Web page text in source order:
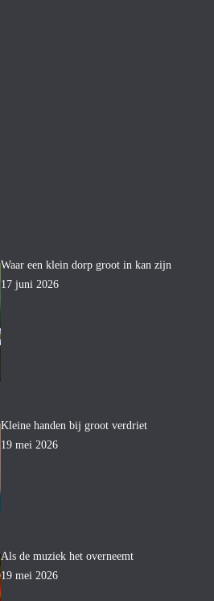
Waar een klein dorp groot in kan zijn
17 juni 2026
Kleine handen bij groot verdriet
19 mei 2026
Als de muziek het overneemt
19 mei 2026